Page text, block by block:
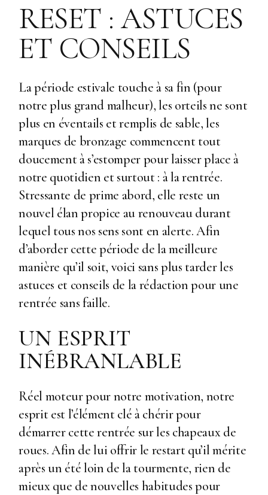
RESET : ASTUCES
ET CONSEILS
La période estivale touche à sa fin (pour
notre plus grand malheur), les orteils ne sont
plus en éventails et remplis de sable, les
marques de bronzage commencent tout
doucement à s’estomper pour laisser place à
notre quotidien et surtout : à la rentrée.
Stressante de prime abord, elle reste un
nouvel élan propice au renouveau durant
lequel tous nos sens sont en alerte. Afin
d’aborder cette période de la meilleure
manière qu’il soit, voici sans plus tarder les
astuces et conseils de la rédaction pour une
rentrée sans faille.
UN ESPRIT
INÉBRANLABLE
Réel moteur pour notre motivation, notre
esprit est l’élément clé à chérir pour
démarrer cette rentrée sur les chapeaux de
roues. Afin de lui offrir le restart qu’il mérite
après un été loin de la tourmente, rien de
mieux que de nouvelles habitudes pour